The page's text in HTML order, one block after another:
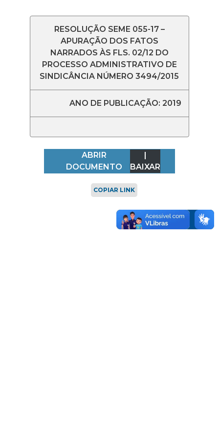
RESOLUÇÃO SEME 055-17 –
APURAÇÃO DOS FATOS
NARRADOS ÀS FLS. 02/12 DO
PROCESSO ADMINISTRATIVO DE
SINDICÂNCIA NÚMERO 3494/2015
ANO DE PUBLICAÇÃO: 2019
ABRIR
DOCUMENTO
|
BAIXAR
COPIAR LINK